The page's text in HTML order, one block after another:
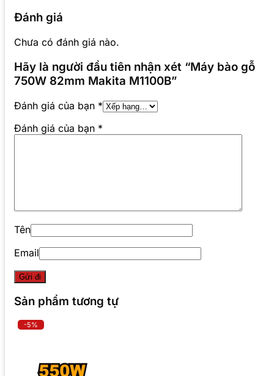
Đánh giá
Chưa có đánh giá nào.
Hãy là người đầu tiên nhận xét “Máy bào gỗ
750W 82mm Makita M1100B”
Đánh giá của bạn *
Đánh giá của bạn *
Tên
Email
Sản phẩm tương tự
-5%